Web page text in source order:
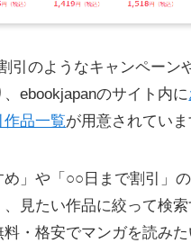
引のようなキャンペーン
ebookjapanのサイト内に
作品一覧が用意されていま
め」や「○○日まで割引」
見たい作品に絞って検
料・格安でマンガを読み